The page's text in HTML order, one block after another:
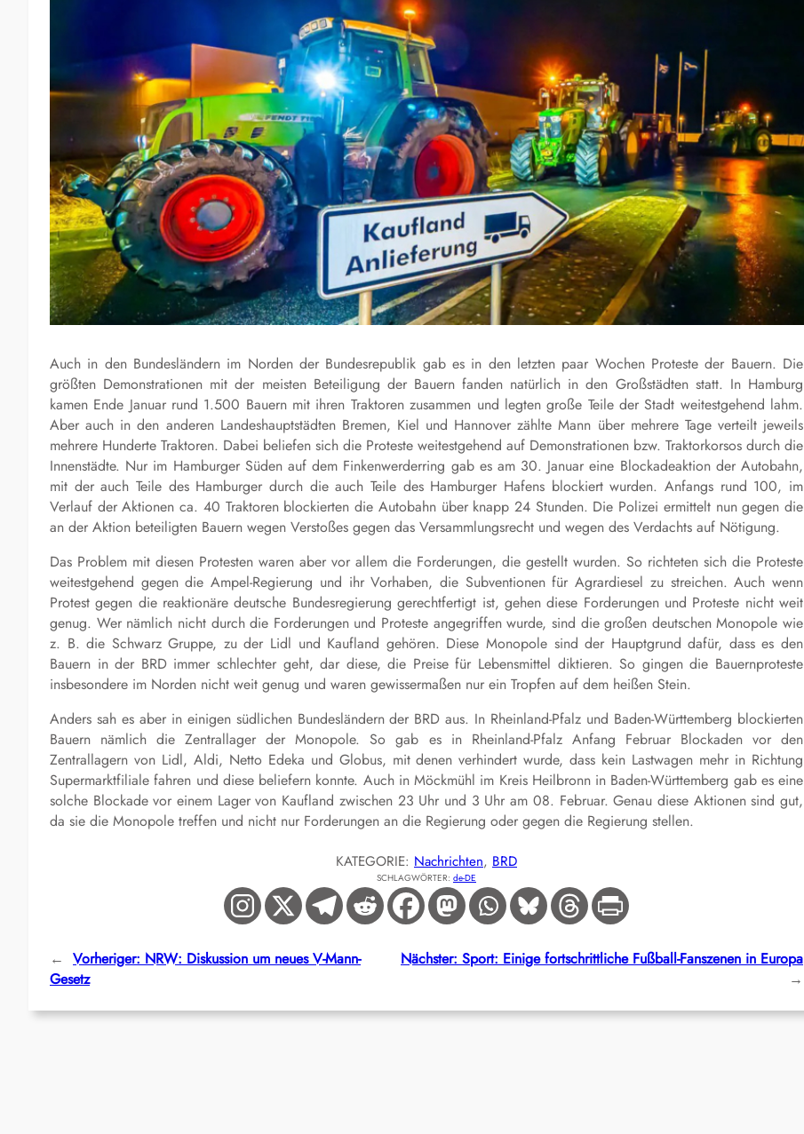
Auch in den Bundesländern im Norden der Bundesrepublik gab es in den letzten paar Wochen Proteste der Bauern. Die
größten Demonstrationen mit der meisten Beteiligung der Bauern fanden natürlich in den Großstädten statt. In Hamburg
kamen Ende Januar rund 1.500 Bauern mit ihren Traktoren zusammen und legten große Teile der Stadt weitestgehend lahm.
Aber auch in den anderen Landeshauptstädten Bremen, Kiel und Hannover zählte Mann über mehrere Tage verteilt jeweils
mehrere Hunderte Traktoren. Dabei beliefen sich die Proteste weitestgehend auf Demonstrationen bzw. Traktorkorsos durch die
Innenstädte. Nur im Hamburger Süden auf dem Finkenwerderring gab es am 30. Januar eine Blockadeaktion der Autobahn,
mit der auch Teile des Hamburger durch die auch Teile des Hamburger Hafens blockiert wurden. Anfangs rund 100, im
Verlauf der Aktionen ca. 40 Traktoren blockierten die Autobahn über knapp 24 Stunden. Die Polizei ermittelt nun gegen die
an der Aktion beteiligten Bauern wegen Verstoßes gegen das Versammlungsrecht und wegen des Verdachts auf Nötigung.
Das Problem mit diesen Protesten waren aber vor allem die Forderungen, die gestellt wurden. So richteten sich die Proteste
weitestgehend gegen die Ampel-Regierung und ihr Vorhaben, die Subventionen für Agrardiesel zu streichen. Auch wenn
Protest gegen die reaktionäre deutsche Bundesregierung gerechtfertigt ist, gehen diese Forderungen und Proteste nicht weit
genug. Wer nämlich nicht durch die Forderungen und Proteste angegriffen wurde, sind die großen deutschen Monopole wie
z. B. die Schwarz Gruppe, zu der Lidl und Kaufland gehören. Diese Monopole sind der Hauptgrund dafür, dass es den
Bauern in der BRD immer schlechter geht, dar diese, die Preise für Lebensmittel diktieren. So gingen die Bauernproteste
insbesondere im Norden nicht weit genug und waren gewissermaßen nur ein Tropfen auf dem heißen Stein.
Anders sah es aber in einigen südlichen Bundesländern der BRD aus. In Rheinland-Pfalz und Baden-Württemberg blockierten
Bauern nämlich die Zentrallager der Monopole. So gab es in Rheinland-Pfalz Anfang Februar Blockaden vor den
Zentrallagern von Lidl, Aldi, Netto Edeka und Globus, mit denen verhindert wurde, dass kein Lastwagen mehr in Richtung
Supermarktfiliale fahren und diese beliefern konnte. Auch in Möckmühl im Kreis Heilbronn in Baden-Württemberg gab es eine
solche Blockade vor einem Lager von Kaufland zwischen 23 Uhr und 3 Uhr am 08. Februar. Genau diese Aktionen sind gut,
da sie die Monopole treffen und nicht nur Forderungen an die Regierung oder gegen die Regierung stellen.
KATEGORIE: Nachrichten, BRD
SCHLAGWÖRTER: de-DE
← Vorheriger: NRW: Diskussion um neues V-Mann-
Gesetz
Nächster: Sport: Einige fortschrittliche Fußball-Fanszenen in Europa
→